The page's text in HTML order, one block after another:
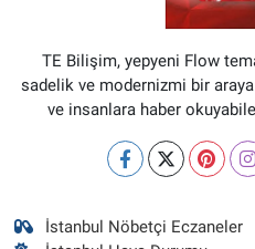
TE Bilişim, yepyeni Flow
sadelik ve modernizmi bir
ve insanlara haber
İstanbul Nöbetçi Eczaneler